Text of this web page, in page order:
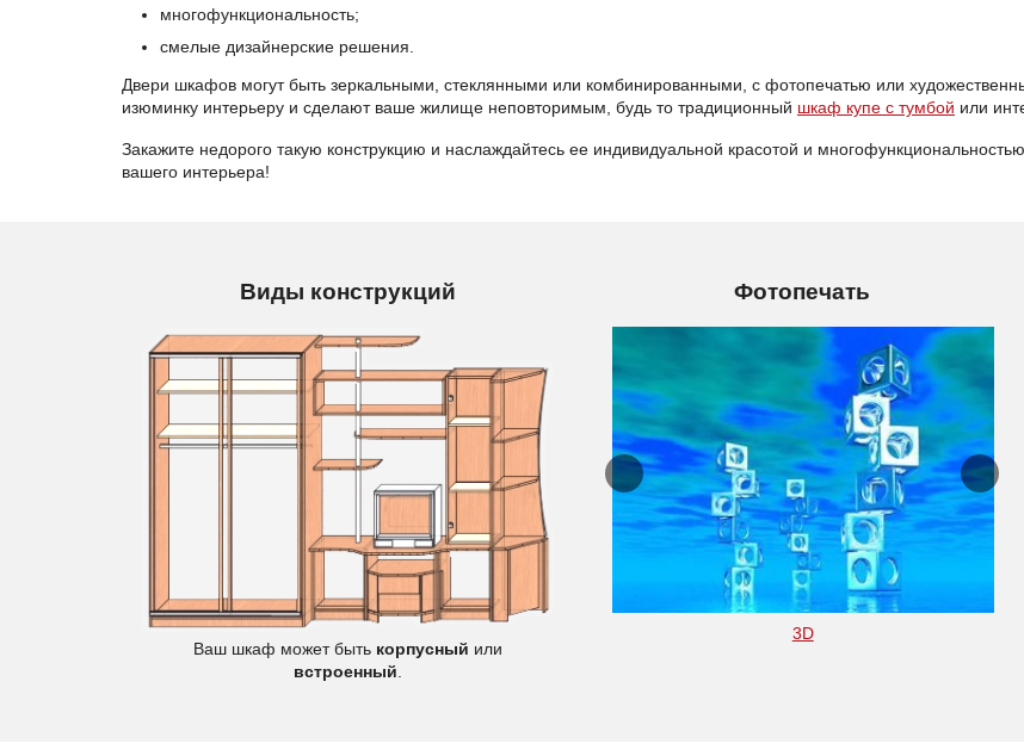
многофункциональность;
смелые дизайнерские решения.
Двери шкафов могут быть зеркальными, стеклянными или комбинированными, с фотопечатью или
изюминку интерьеру и сделают ваше жилище неповторимым, будь то традиционный шкаф купе с тумбой или
Закажите недорого такую конструкцию и наслаждайтесь ее индивидуальной красотой и
вашего интерьера!
Виды конструкций
Ваш шкаф может быть корпусный или
встроенный
Фотопечать
3D